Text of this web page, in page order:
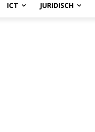
ICT JURIDISCH